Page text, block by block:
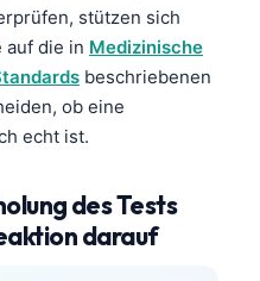
stützen sich
auf die in Medizinische
beschriebenen
ob eine
echt ist.
des Tests
darauf